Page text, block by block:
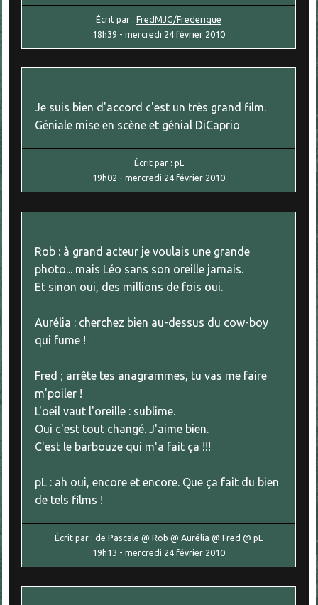
Écrit par :FredMJG/Frederique
18h39 -mercredi 24 février 2010
Je suis bien d'accord c'est un très grand film.
Géniale mise en scène et génial DiCaprio
Écrit par : pL
19h02 -mercredi 24 février 2010
Rob : à grand acteur je voulais une grande
photo... mais Léo sans son oreille jamais.
Et sinon oui, des millions de fois oui.
Aurélia : cherchez bien au-dessus du cow-boy
qui fume !
Fred ; arrête tes anagrammes, tu vas me faire
m'poiler !
L'oeil vaut l'oreille : sublime.
Oui c'est tout changé. J'aime bien.
C'est le barbouze qui m'a fait ça !!!
pL : ah oui, encore et encore. Que ça fait du bien
de tels films !
Écrit par :de Pascale @ Rob @ Aurélia @ Fred @ pL
19h13 -mercredi 24 février 2010